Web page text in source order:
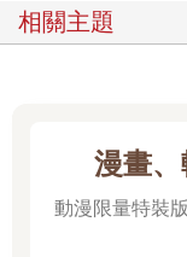
相關主題
漫畫
動漫限量特裝